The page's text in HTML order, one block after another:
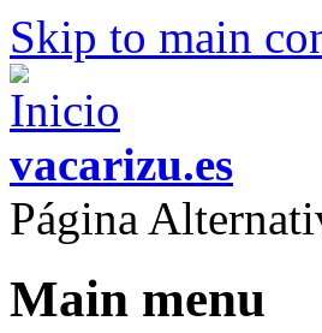
Skip to main
vacarizu.es
Página
Main menu